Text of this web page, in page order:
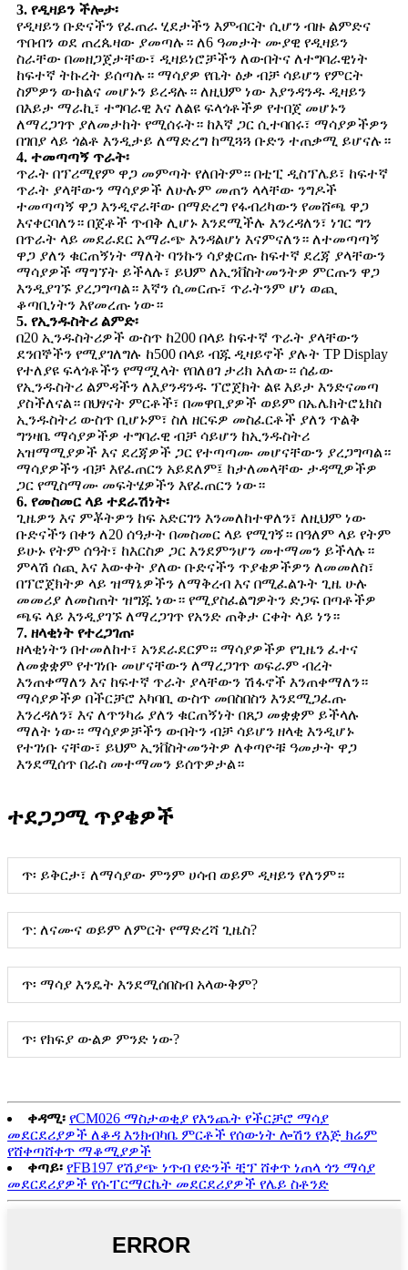
3. የዲዛይን ችሎታ፡
የዲዛይን ቡድናችን የፈጠራ ሂደታችን እምብርት ሲሆን ብዙ ልምድና
ጥበብን ወደ ጠረጴዛው ያመጣሉ። ለ6 ዓመታት ሙያዊ የዲዛይን
ስራቸው በመዘጋጀታቸው፣ ዲዛይነሮቻችን ለውበትና ለተግባራዊነት
ከፍተኛ ትኩረት ይሰጣሉ። ማሳያዎ የቤት ዕቃ ብቻ ሳይሆን የምርት
ስምዎን ውክልና መሆኑን ይረዳሉ። ለዚህም ነው እያንዳንዱ ዲዛይን
በእይታ ማራኪ፣ ተግባራዊ እና ለልዩ ፍላጎቶችዎ የተበጀ መሆኑን
ለማረጋገጥ ያለመታከት የሚሰሩት። ከእኛ ጋር ሲተባበሩ፣ ማሳያዎችዎን
በገበያ ላይ ጎልቶ እንዲታይ ለማድረግ ከሚጓጓ ቡድን ተጠቃሚ ይሆናሉ።
4. ተመጣጣኝ ጥራት፡
ጥራት በፕሪሚየም ዋጋ መምጣት የለበትም። በቲፒ ዲስፕሌይ፣ ከፍተኛ
ጥራት ያላቸውን ማሳያዎች ለሁሉም መጠን ላላቸው ንግዶች
ተመጣጣኝ ዋጋ እንዲኖራቸው በማድረግ የፋብሪካውን የመሸጫ ዋጋ
እናቀርባለን። በጀቶች ጥብቅ ሊሆኑ እንደሚችሉ እንረዳለን፣ ነገር ግን
በጥራት ላይ መደራደር አማራጭ እንዳልሆነ እናምናለን። ለተመጣጣኝ
ዋጋ ያለን ቁርጠኝነት ማለት ባንኩን ሳያቋርጡ ከፍተኛ ደረጃ ያላቸውን
ማሳያዎች ማግኘት ይችላሉ፣ ይህም ለኢንቨስትመንትዎ ምርጡን ዋጋ
እንዲያገኙ ያረጋግጣል። እኛን ሲመርጡ፣ ጥራትንም ሆነ ወጪ
ቆጣቢነትን እየመረጡ ነው።
5. የኢንዱስትሪ ልምድ፡
በ20 ኢንዱስትሪዎች ውስጥ ከ200 በላይ ከፍተኛ ጥራት ያላቸውን
ደንበኞችን የሚያገለግሉ ከ500 በላይ ብጁ ዲዛይኖች ያሉት TP Display
የተለያዩ ፍላጎቶችን የማሟላት የበለፀገ ታሪክ አለው። ሰፊው
የኢንዱስትሪ ልምዳችን ለእያንዳንዱ ፕሮጀክት ልዩ እይታ እንድናመጣ
ያስችለናል። በህፃናት ምርቶች፣ በመዋቢያዎች ወይም በኤሌክትሮኒክስ
ኢንዱስትሪ ውስጥ ቢሆኑም፣ ስለ ዘርፍዎ መስፈርቶች ያለን ጥልቅ
ግንዛቤ ማሳያዎችዎ ተግባራዊ ብቻ ሳይሆን ከኢንዱስትሪ
አዝማሚያዎች እና ደረጃዎች ጋር የተጣጣሙ መሆናቸውን ያረጋግጣል።
ማሳያዎችን ብቻ እየፈጠርን አይደለም፤ ከታለመላቸው ታዳሚዎችዎ
ጋር የሚስማሙ መፍትሄዎችን እየፈጠርን ነው።
6. የመስመር ላይ ተደራሽነት፡
ጊዜዎን እና ምቾትዎን ከፍ አድርገን እንመለከተዋለን፣ ለዚህም ነው
ቡድናችን በቀን ለ20 ሰዓታት በመስመር ላይ የሚገኝ። በዓለም ላይ የትም
ይሁኑ የትም ሰዓት፣ ከእርስዎ ጋር እንደምንሆን መተማመን ይችላሉ።
ምላሽ ሰጪ እና እውቀት ያለው ቡድናችን ጥያቄዎችዎን ለመመለስ፣
በፕሮጀክትዎ ላይ ዝማኔዎችን ለማቅረብ እና በሚፈልጉት ጊዜ ሁሉ
መመሪያ ለመስጠት ዝግጁ ነው። የሚያስፈልግዎትን ድጋፍ በጣቶችዎ
ጫፍ ላይ እንዲያገኙ ለማረጋገጥ የአንድ ጠቅታ ርቀት ላይ ነን።
7. ዘላቂነት የተረጋገጠ፡
ዘላቂነትን በተመለከተ፣ አንደራደርም። ማሳያዎችዎ የጊዜን ፈተና
ለመቋቋም የተገነቡ መሆናቸውን ለማረጋገጥ ወፍራም ብረት
እንጠቀማለን እና ከፍተኛ ጥራት ያላቸውን ሽፋኖች እንጠቀማለን።
ማሳያዎችዎ በችርቻሮ አካባቢ ውስጥ መበስበስን እንደሚጋፈጡ
እንረዳለን፣ እና ለጥንካሬ ያለን ቁርጠኝነት በጸጋ መቋቋም ይችላሉ
ማለት ነው። ማሳያዎቻችን ውበትን ብቻ ሳይሆን ዘላቂ እንዲሆኑ
የተገነቡ ናቸው፣ ይህም ኢንቨስትመንትዎ ለቀጣዮቹ ዓመታት ዋጋ
እንደሚሰጥ በራስ መተማመን ይሰጥዎታል።
ተደጋጋሚ ጥያቄዎች
ጥ፡ ይቅርታ፣ ለማሳያው ምንም ሀሳብ ወይም ዲዛይን የለንም።
ጥ: ለናሙና ወይም ለምርት የማድረሻ ጊዜስ?
ጥ፡ ማሳያ እንዴት እንደሚሰበስብ አላውቅም?
ጥ፡ የክፍያ ውልዎ ምንድ ነው?
ቀዳሚ፡ የCM026 ማስታወቂያ የእንጨት የችርቻሮ ማሳያ
መደርደሪያዎች ለቆዳ እንክብካቤ ምርቶች የሰውነት ሎሽን የእጅ ክሬም
የሸቀጣሸቀጥ ማቆሚያዎች
ቀጣይ፡ የFB197 የሽያጭ ነጥብ የድንች ቺፕ ሸቀጥ ነጠላ ጎን ማሳያ
መደርደሪያዎች የሱፐርማርኬት መደርደሪያዎች የሌይ ስቶንድ